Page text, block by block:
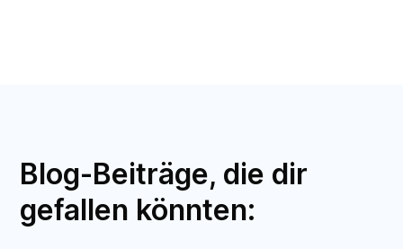
Blog-Beiträge, die dir
gefallen könnten: